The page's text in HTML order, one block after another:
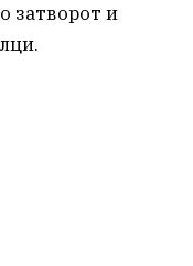
затворот и